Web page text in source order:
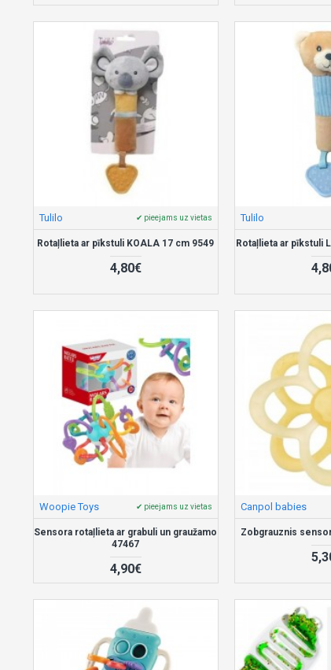
Tulilo ✔ pieejams uz vietas
Rotaļlieta ar pīkstuli KOALA 17 cm 9549
4,80€
Tulilo
Rotaļlieta ar pīkstuli
Woopie Toys ✔ pieejams uz vietas
Sensora rotaļlieta ar grabuli un graužamo
47467
4,90€
Canpol babies
Zobgrauznis